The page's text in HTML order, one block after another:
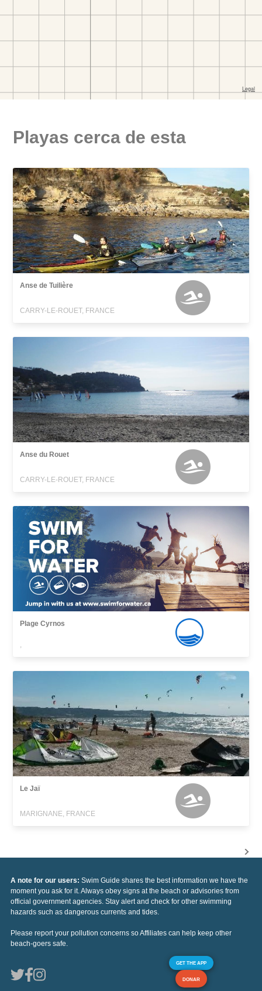
Playas cerca de esta
Anse de Tuilière
CARRY-LE-ROUET, FRANCE
Anse du Rouet
CARRY-LE-ROUET, FRANCE
Plage Cyrnos
Le Jaï
MARIGNANE, FRANCE
A note for our users: Swim Guide shares the best information we have the
moment you ask for it. Always obey signs at the beach or advisories from
official government agencies. Stay alert and check for other swimming
hazards such as dangerous currents and tides.
Please report your pollution concerns so Affiliates can help keep other
beach-goers safe.
GET THE APP
DONAR